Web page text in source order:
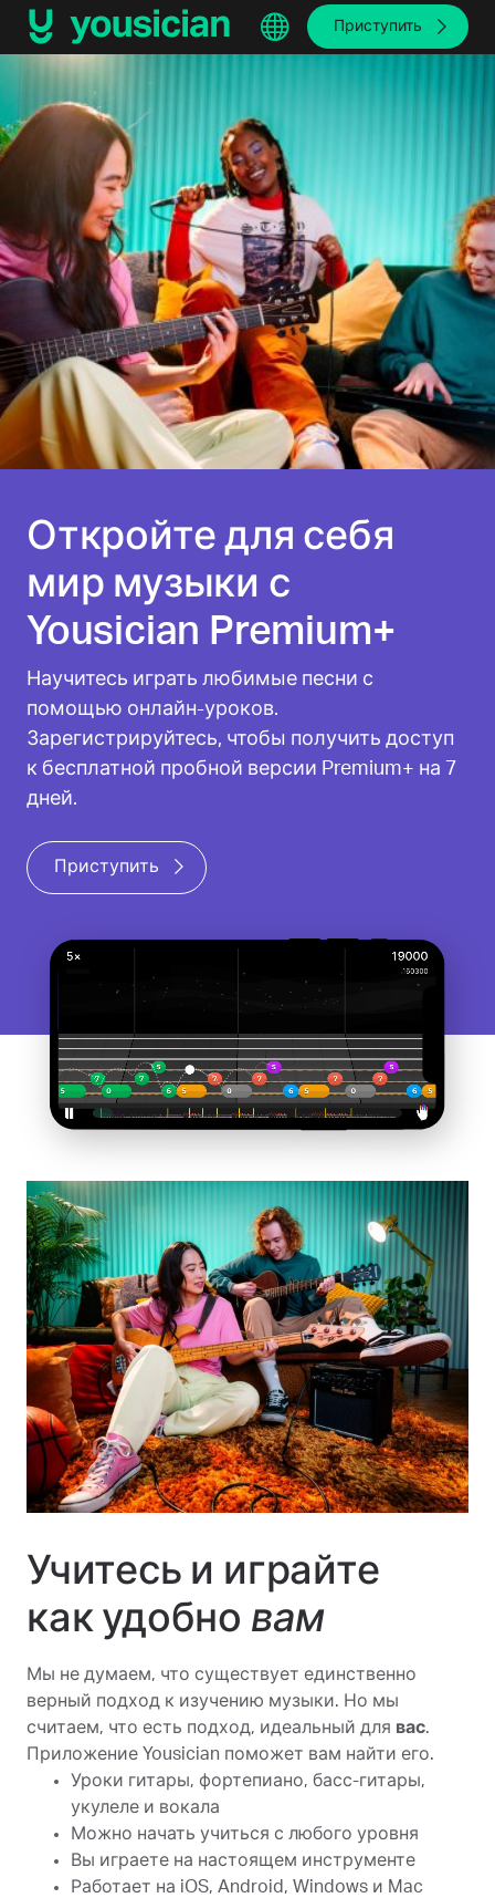
Приступить
Откройте для себя
мир музыки с
Yousician Premium+
Научитесь играть любимые песни с
помощью онлайн-уроков.
Зарегистрируйтесь, чтобы получить доступ
к бесплатной пробной версии Premium+ на 7
дней.
Приступить
Учитесь и играйте
как удобно вам
Мы не думаем, что существует единственно
верный подход к изучению музыки. Но мы
считаем, что есть подход, идеальный для вас.
Приложение Yousician поможет вам найти его.
Уроки гитары, фортепиано, басс-гитары,
укулеле и вокала
Можно начать учиться с любого уровня
Вы играете на настоящем инструменте
Работает на iOS, Android, Windows и Mac